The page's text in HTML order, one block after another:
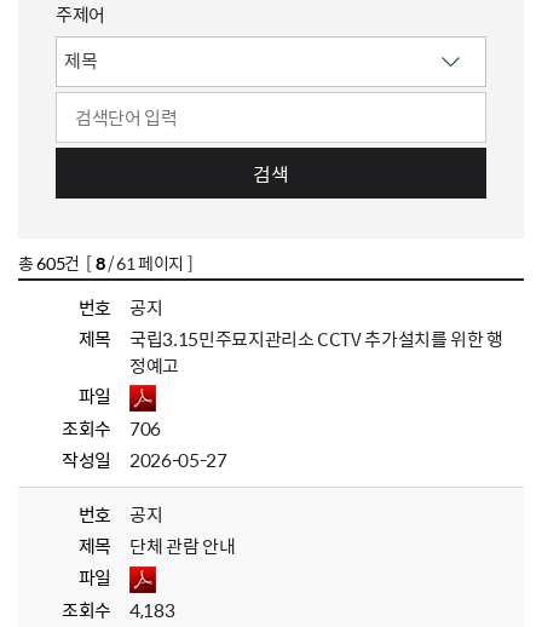
주제어
검색
총605건 [8/ 61 페이지 ]
번호
공지
제목
국립3.15민주묘지관리소 CCTV 추가설치를 위한 행
정예고
파일
조회수
706
작성일
2026-05-27
번호
공지
제목
단체 관람 안내
파일
조회수
4,183